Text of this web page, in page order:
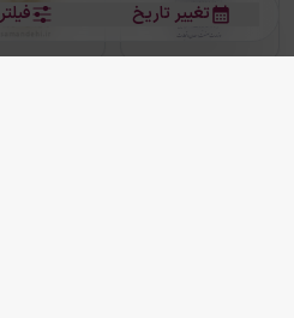
فیلتر تغییر تاریخ